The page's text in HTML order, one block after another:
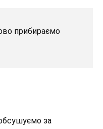
прибираємо
за